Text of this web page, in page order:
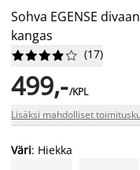
Sohva EGENSE
kangas





 (17)
499,-/KPL
Lisäksi mahdolliset
Väri: Hiekka